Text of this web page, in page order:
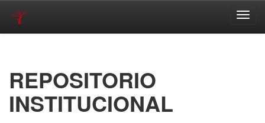
REPOSITORIO
INSTITUCIONAL